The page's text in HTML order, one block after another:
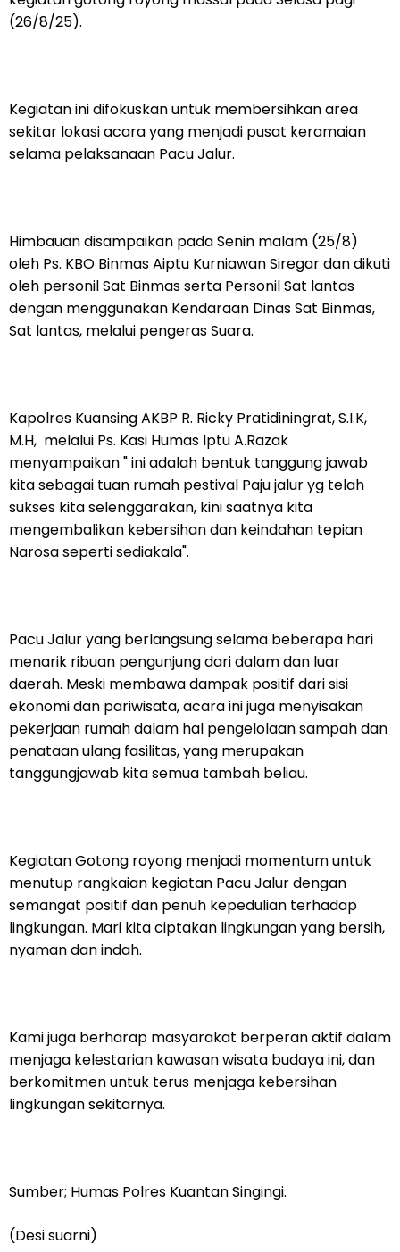
(26/8/25).
Kegiatan ini difokuskan untuk membersihkan area
sekitar lokasi acara yang menjadi pusat keramaian
selama pelaksanaan Pacu Jalur.
Himbauan disampaikan pada Senin malam (25/8)
oleh Ps. KBO Binmas Aiptu Kurniawan Siregar dan dikuti
oleh personil Sat Binmas serta Personil Sat lantas
dengan menggunakan Kendaraan Dinas Sat Binmas,
Sat lantas, melalui pengeras Suara.
Kapolres Kuansing AKBP R. Ricky Pratidiningrat, S.I.K,
M.H, melalui Ps. Kasi Humas Iptu A.Razak
menyampaikan " ini adalah bentuk tanggung jawab
kita sebagai tuan rumah pestival Paju jalur yg telah
sukses kita selenggarakan, kini saatnya kita
mengembalikan kebersihan dan keindahan tepian
Narosa seperti sediakala".
Pacu Jalur yang berlangsung selama beberapa hari
menarik ribuan pengunjung dari dalam dan luar
daerah. Meski membawa dampak positif dari sisi
ekonomi dan pariwisata, acara ini juga menyisakan
pekerjaan rumah dalam hal pengelolaan sampah dan
penataan ulang fasilitas, yang merupakan
tanggungjawab kita semua tambah beliau.
Kegiatan Gotong royong menjadi momentum untuk
menutup rangkaian kegiatan Pacu Jalur dengan
semangat positif dan penuh kepedulian terhadap
lingkungan. Mari kita ciptakan lingkungan yang bersih,
nyaman dan indah.
Kami juga berharap masyarakat berperan aktif dalam
menjaga kelestarian kawasan wisata budaya ini, dan
berkomitmen untuk terus menjaga kebersihan
lingkungan sekitarnya.
Sumber; Humas Polres Kuantan Singingi.
(Desi suarni)